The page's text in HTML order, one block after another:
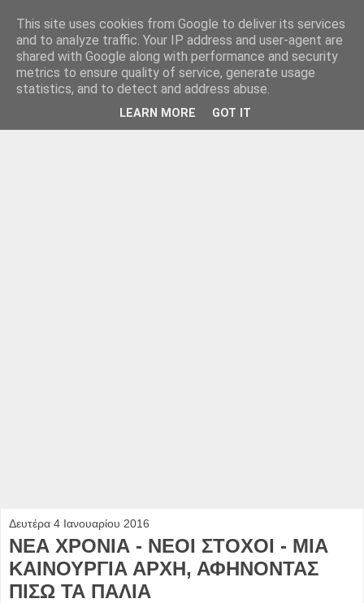
Δευτέρα 4 Ιανουαρίου 2016
ΝΕΑ ΧΡΟΝΙΑ - ΝΕΟΙ ΣΤΟΧΟΙ - ΜΙΑ
ΚΑΙΝΟΥΡΓΙΑ ΑΡΧΗ, ΑΦΗΝΟΝΤΑΣ
ΠΙΣΩ ΤΑ ΠΑΛΙΑ
This site uses cookies from Google to deliver its services
and to analyze traffic. Your IP address and user-agent are
shared with Google along with performance and security
metrics to ensure quality of service, generate usage
statistics, and to detect and address abuse.
LEARN MORE GOT IT